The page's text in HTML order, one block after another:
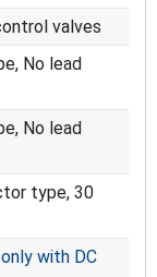
valves
No lead
No lead
type, 30
with DC